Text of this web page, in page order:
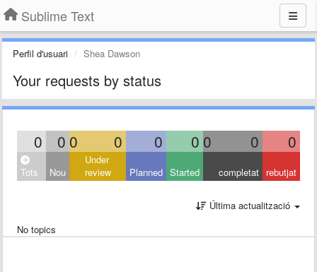
Sublime Text
Perfil d'usuari Shea Dawson
Your requests by status
0 0 0 0 0 0 0 0 0
Tots Nou
Under
review
Planned Started completat rebutjat
Última actualització
No topics